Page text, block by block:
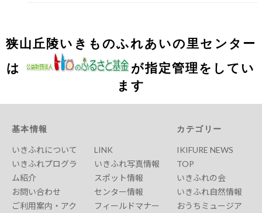
狭山丘陵いきものふれあいの里センター
は
が指定管理をしてい
ます
基本情報
いきふれについて
いきふれプログラ
ム紹介
お問い合わせ
ご利用案内・アク
LINK
いきふれ写真情報
スポット情報
センター情報
フィールドマナー
カテゴリー
IKIFURE NEWS
TOP
いきふれの会
いきふれ自然情報
おうちミュージア